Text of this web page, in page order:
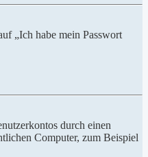
„Ich habe mein Passwort
durch einen
Computer, zum Beispiel